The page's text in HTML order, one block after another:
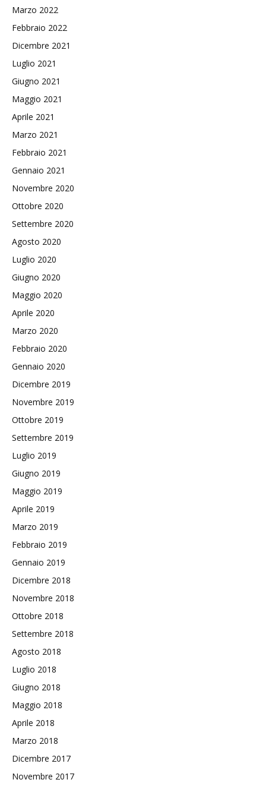
Marzo 2022
Febbraio 2022
Dicembre 2021
Luglio 2021
Giugno 2021
Maggio 2021
Aprile 2021
Marzo 2021
Febbraio 2021
Gennaio 2021
Novembre 2020
Ottobre 2020
Settembre 2020
Agosto 2020
Luglio 2020
Giugno 2020
Maggio 2020
Aprile 2020
Marzo 2020
Febbraio 2020
Gennaio 2020
Dicembre 2019
Novembre 2019
Ottobre 2019
Settembre 2019
Luglio 2019
Giugno 2019
Maggio 2019
Aprile 2019
Marzo 2019
Febbraio 2019
Gennaio 2019
Dicembre 2018
Novembre 2018
Ottobre 2018
Settembre 2018
Agosto 2018
Luglio 2018
Giugno 2018
Maggio 2018
Aprile 2018
Marzo 2018
Dicembre 2017
Novembre 2017